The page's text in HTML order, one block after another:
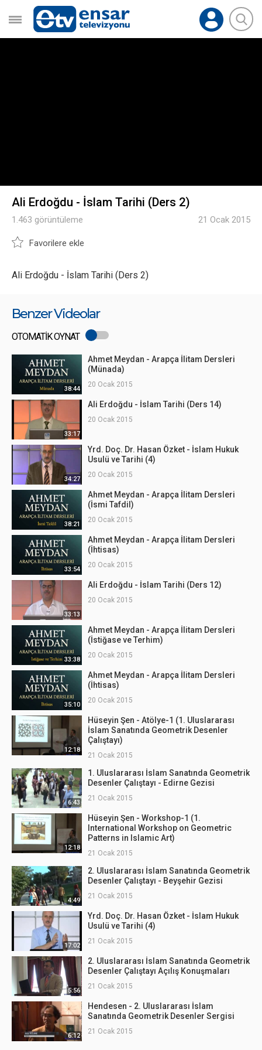
Ali Erdoğdu - İslam Tarihi (Ders 2)
1.463 görüntüleme 21 Ocak 2015
Favorilere ekle
Ali Erdoğdu - İslam Tarihi (Ders 2)
Benzer Videolar
OTOMATİK OYNAT
38:44
Ahmet Meydan - Arapça İlitam Dersleri
(Münada)
20 Ocak 2015
33:17
Ali Erdoğdu - İslam Tarihi (Ders 14)
20 Ocak 2015
34:27
Yrd. Doç. Dr. Hasan Özket - İslam Hukuk
Usulü ve Tarihi (4)
20 Ocak 2015
38:21
Ahmet Meydan - Arapça İlitam Dersleri
(İsmi Tafdil)
20 Ocak 2015
33:54
Ahmet Meydan - Arapça İlitam Dersleri
(İhtisas)
20 Ocak 2015
33:13
Ali Erdoğdu - İslam Tarihi (Ders 12)
20 Ocak 2015
33:38
Ahmet Meydan - Arapça İlitam Dersleri
(İstiğase ve Terhim)
20 Ocak 2015
35:10
Ahmet Meydan - Arapça İlitam Dersleri
(İhtisas)
20 Ocak 2015
12:18
Hüseyin Şen - Atölye-1 (1. Uluslararası
İslam Sanatında Geometrik Desenler
Çalıştayı)
21 Ocak 2015
6:43
1. Uluslararası İslam Sanatında Geometrik
Desenler Çalıştayı - Edirne Gezisi
21 Ocak 2015
12:18
Hüseyin Şen - Workshop-1 (1.
International Workshop on Geometric
Patterns in Islamic Art)
21 Ocak 2015
4:49
2. Uluslararası İslam Sanatında Geometrik
Desenler Çalıştayı - Beyşehir Gezisi
21 Ocak 2015
17:02
Yrd. Doç. Dr. Hasan Özket - İslam Hukuk
Usulü ve Tarihi (4)
21 Ocak 2015
5:56
2. Uluslararası İslam Sanatında Geometrik
Desenler Çalıştayı Açılış Konuşmaları
21 Ocak 2015
6:12
Hendesen - 2. Uluslararası İslam
Sanatında Geometrik Desenler Sergisi
21 Ocak 2015